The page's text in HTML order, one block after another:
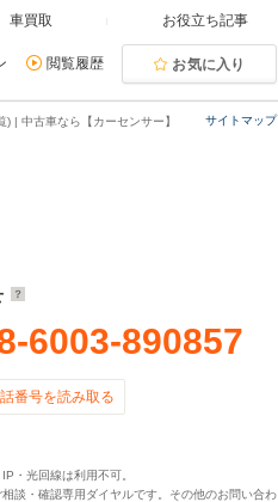
車買取 お役立ち記事
閲覧履歴 お気に入り
サイトマップ
| 中古車なら【カーセンサー】
6003-890857
番号を読み取る
・光回線は利用不可。
談・確認専用ダイヤルです。その他のお問い合わ